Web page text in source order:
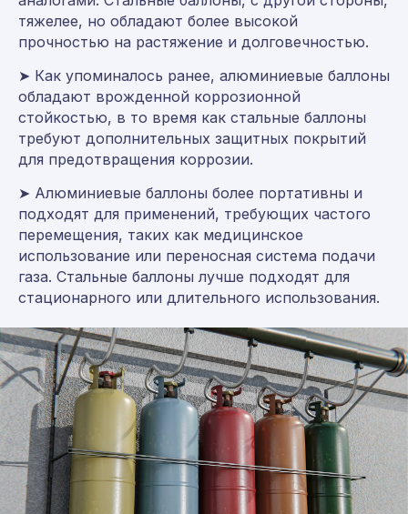
тяжелее, но обладают более высокой
прочностью на растяжение и долговечностью.
➤ Как упоминалось ранее, алюминиевые баллоны
обладают врожденной коррозионной
стойкостью, в то время как стальные баллоны
требуют дополнительных защитных покрытий
для предотвращения коррозии.
➤ Алюминиевые баллоны более портативны и
подходят для применений, требующих частого
перемещения, таких как медицинское
использование или переносная система подачи
газа. Стальные баллоны лучше подходят для
стационарного или длительного использования.